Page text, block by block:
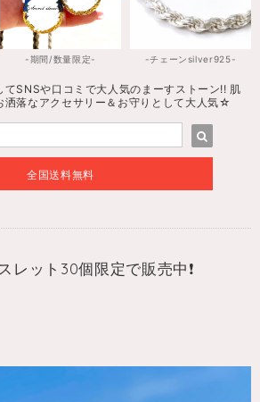
-期間/数量限定- -チェーンsilver925-
SNSや口コミで大人気のまーすストーン!! 肌
洒落なアクセサリー＆お守りとして大人気☆
全国送料無料
レット30個限定で販売中❗️